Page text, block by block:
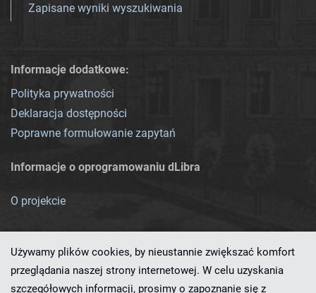
Zapisane wyniki wyszukiwania
Informacje dodatkowe:
Polityka prywatności
Deklaracja dostępności
Poprawne formułowanie zapytań
Informacje o oprogramowaniu dLibra
O projekcie
Używamy plików cookies, by nieustannie zwiększać komfort
przeglądania naszej strony internetowej. W celu uzyskania
szczegółowych informacji, prosimy o zapoznanie się z